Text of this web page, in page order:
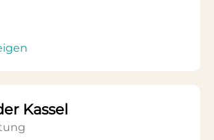
Kassel